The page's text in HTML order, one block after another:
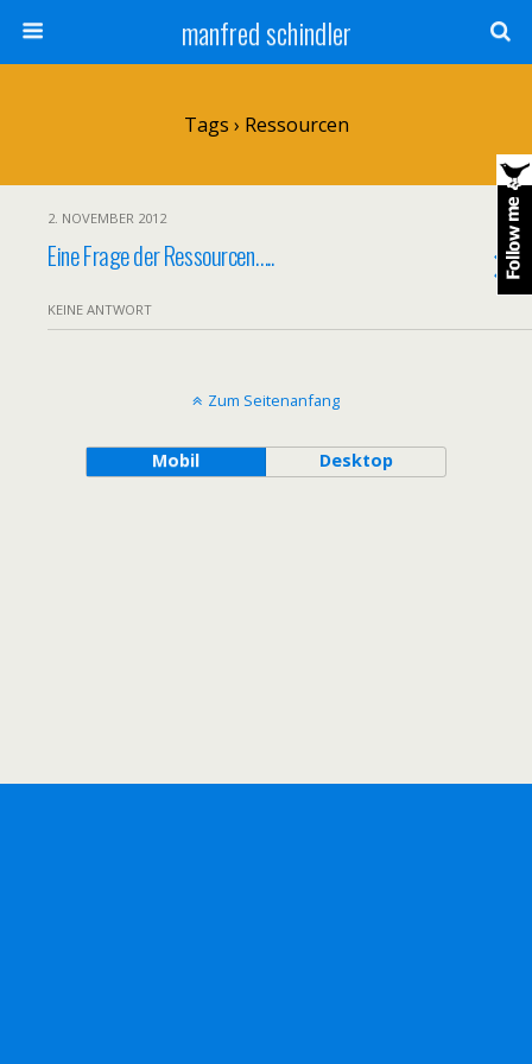
manfred schindler
Tags › Ressourcen
2. NOVEMBER 2012
Eine Frage der Ressourcen…..
KEINE ANTWORT
Zum Seitenanfang
Mobil Desktop